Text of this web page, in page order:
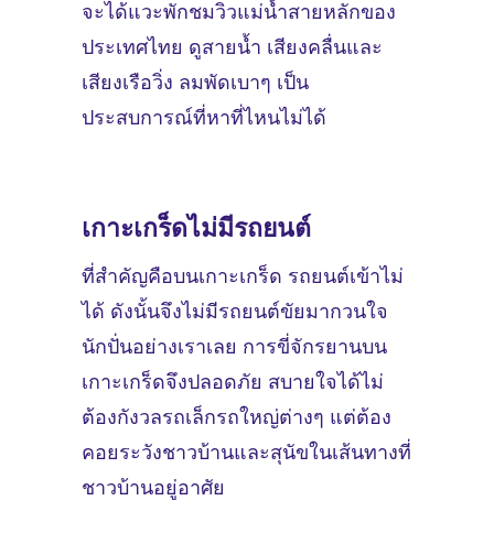
จะได้แวะพักชมวิวแม่น้ำสายหลักของ
ประเทศไทย ดูสายน้ำ เสียงคลื่นและ
เสียงเรือวิ่ง ลมพัดเบาๆ เป็น
ประสบการณ์ที่หาที่ไหนไม่ได้
เกาะเกร็ดไม่มีรถยนต์
ที่สำคัญคือบนเกาะเกร็ด รถยนต์เข้าไม่
ได้ ดังนั้นจึงไม่มีรถยนต์ขัยมากวนใจ
นักปั่นอย่างเราเลย การขี่จักรยานบน
เกาะเกร็ดจึงปลอดภัย สบายใจได้ไม่
ต้องกังวลรถเล็กรถใหญ่ต่างๆ แต่ต้อง
คอยระวังชาวบ้านและสุนัขในเส้นทางที่
ชาวบ้านอยู่อาศัย